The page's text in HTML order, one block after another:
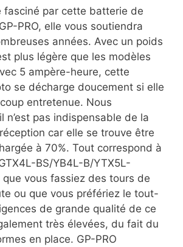
fasciné par cette batterie de
PRO, elle vous soutiendra
années. Avec un poids
plus légère que les modèles
5 ampère-heure, cette
se décharge doucement si elle
entretenue. Nous
n’est pas indispensable de la
car elle se trouve être
à 70%. Tout correspond à
BS/YB4L-B/YTX5L-
que vous fassiez des tours de
ou que vous préfériez le tout-
de grande qualité de ce
très élevées, du fait du
en place. GP-PRO